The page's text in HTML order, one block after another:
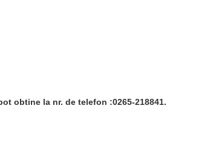
obtine la nr. de telefon :0265-218841.